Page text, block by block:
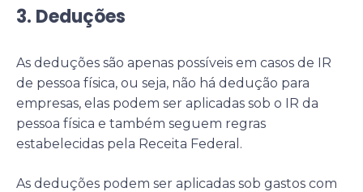
3. Deduções
As deduções são apenas possíveis em casos de IR
de pessoa física, ou seja, não há dedução para
empresas, elas podem ser aplicadas sob o IR da
pessoa física e também seguem regras
estabelecidas pela Receita Federal.
As deduções podem ser aplicadas sob gastos com